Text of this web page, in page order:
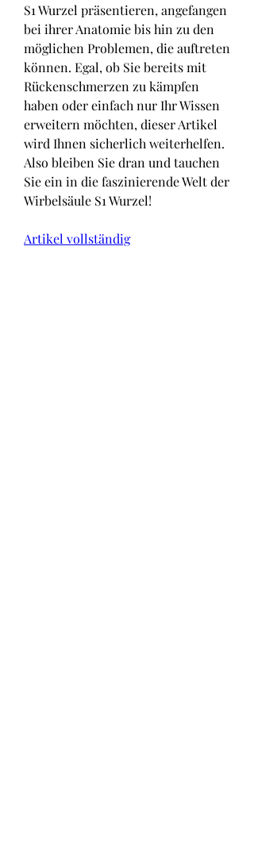
S1 Wurzel präsentieren, angefangen
bei ihrer Anatomie bis hin zu den
möglichen Problemen, die auftreten
können. Egal, ob Sie bereits mit
Rückenschmerzen zu kämpfen
haben oder einfach nur Ihr Wissen
erweitern möchten, dieser Artikel
wird Ihnen sicherlich weiterhelfen.
Also bleiben Sie dran und tauchen
Sie ein in die faszinierende Welt der
Wirbelsäule S1 Wurzel!
Artikel vollständig